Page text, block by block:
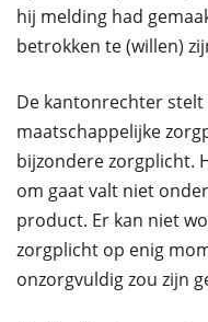
hij melding had
betrokken te (willen)
De kantonrechter stelt
maatschappelijke
bijzondere zorgplicht.
om gaat valt niet
product. Er kan niet
zorgplicht op enig
onzorgvuldig zou zijn